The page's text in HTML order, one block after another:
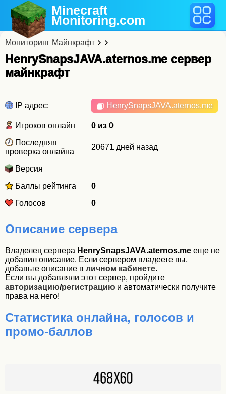
Minecraft
Monitoring.com
Мониторинг Майнкрафт
HenrySnapsJAVA.aternos.me cервер
майнкрафт
IP адрес: HenrySnapsJAVA.aternos.me
Игроков онлайн
0 из 0
Последняя
проверка онлайна
20671 дней назад
Версия
Баллы рейтинга
0
Голосов
0
Описание сервера
Владелец сервера HenrySnapsJAVA.aternos.me еще не
добавил описание. Если сервером владеете вы,
добавьте описание в личном кабинете.
Если вы добавляли этот сервер, пройдите
авторизацию/регистрацию и автоматически получите
права на него!
Статистика онлайна, голосов и
промо-баллов